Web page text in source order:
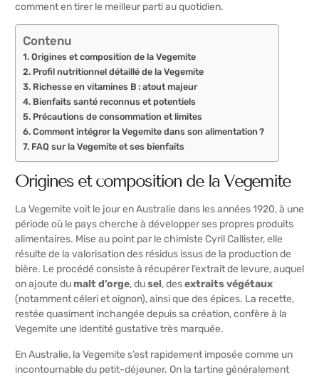
comment en tirer le meilleur parti au quotidien.
Contenu
Origines et composition de la Vegemite
Profil nutritionnel détaillé de la Vegemite
Richesse en vitamines B : atout majeur
Bienfaits santé reconnus et potentiels
Précautions de consommation et limites
Comment intégrer la Vegemite dans son alimentation ?
FAQ sur la Vegemite et ses bienfaits
Origines et composition de la Vegemite
La Vegemite voit le jour en Australie dans les années 1920, à une
période où le pays cherche à développer ses propres produits
alimentaires. Mise au point par le chimiste Cyril Callister, elle
résulte de la valorisation des résidus issus de la production de
bière. Le procédé consiste à récupérer l’extrait de levure, auquel
on ajoute dumalt d’orge, dusel, desextraits végétaux
(notamment céleri et oignon), ainsi que des épices. La recette,
restée quasiment inchangée depuis sa création, confère à la
Vegemite une identité gustative très marquée.
En Australie, la Vegemite s’est rapidement imposée comme un
incontournable du petit-déjeuner. On la tartine généralement